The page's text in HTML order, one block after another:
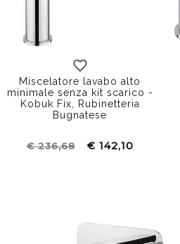
Miscelatore lavabo alto
minimale senza kit scarico -
Kobuk Fix, Rubinetteria
Bugnatese
€ 236,68 € 142,10